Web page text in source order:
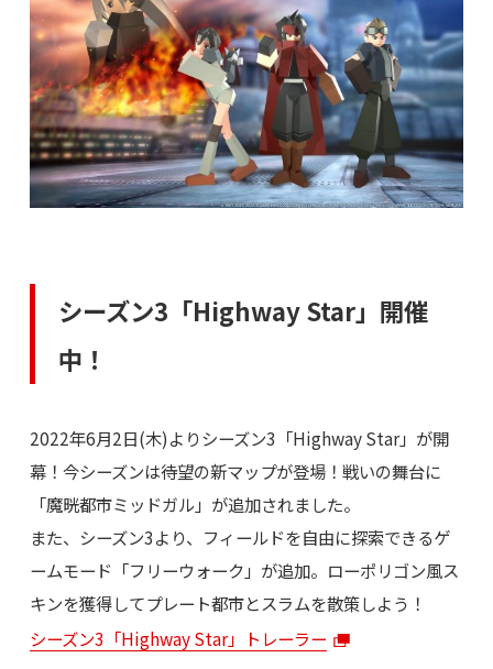
シーズン3「Highway Star」開催
中！
2022年6月2日(木)よりシーズン3「Highway Star」が開
幕！今シーズンは待望の新マップが登場！戦いの舞台に
「魔晄都市ミッドガル」が追加されました。
また、シーズン3より、フィールドを自由に探索できるゲ
ームモード「フリーウォーク」が追加。ローポリゴン風ス
キンを獲得してプレート都市とスラムを散策しよう！
シーズン3「Highway Star」トレーラー